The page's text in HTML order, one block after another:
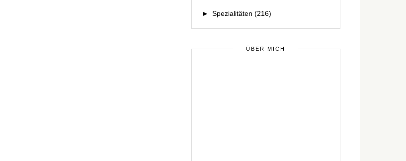
► Spezialitäten (216)
ÜBER MICH